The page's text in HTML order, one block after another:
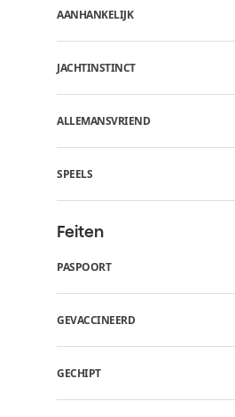
AANHANKELIJK
JACHTINSTINCT
ALLEMANSVRIEND
SPEELS
Feiten
PASPOORT
GEVACCINEERD
GECHIPT